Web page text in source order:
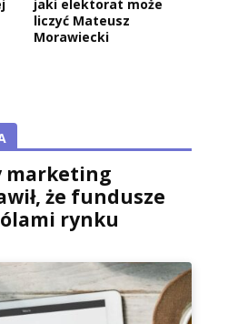
jaki elektorat może
liczyć Mateusz
Morawiecki
marketing
że fundusze
rynku